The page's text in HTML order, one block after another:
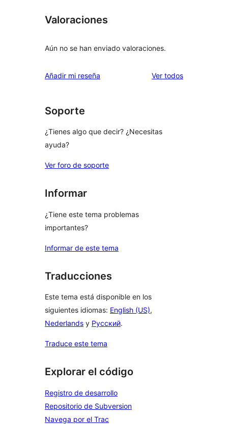
Valoraciones
Aún no se han enviado valoraciones.
Añadir mi reseña Ver todoslos
Soporte
¿Tienes algo que decir? ¿Necesitas
ayuda?
Ver foro de soporte
Informar
¿Tiene este tema problemas
importantes?
Informar de este tema
Traducciones
Este tema está disponible en los
siguientes idiomas: English (US),
Nederlands y Русский.
Traduce este tema
Explorar el código
Registro de desarrollo
Repositorio de Subversion
Navega por el Trac